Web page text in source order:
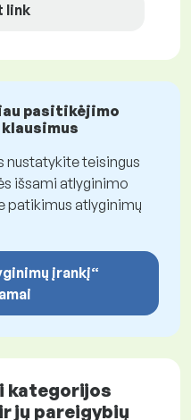
link
pasitikėjimo
nustatykite teisingus
išsami atlyginimo
patikimus atlyginimų
įrankį“
kategorijos
jų pareigybių